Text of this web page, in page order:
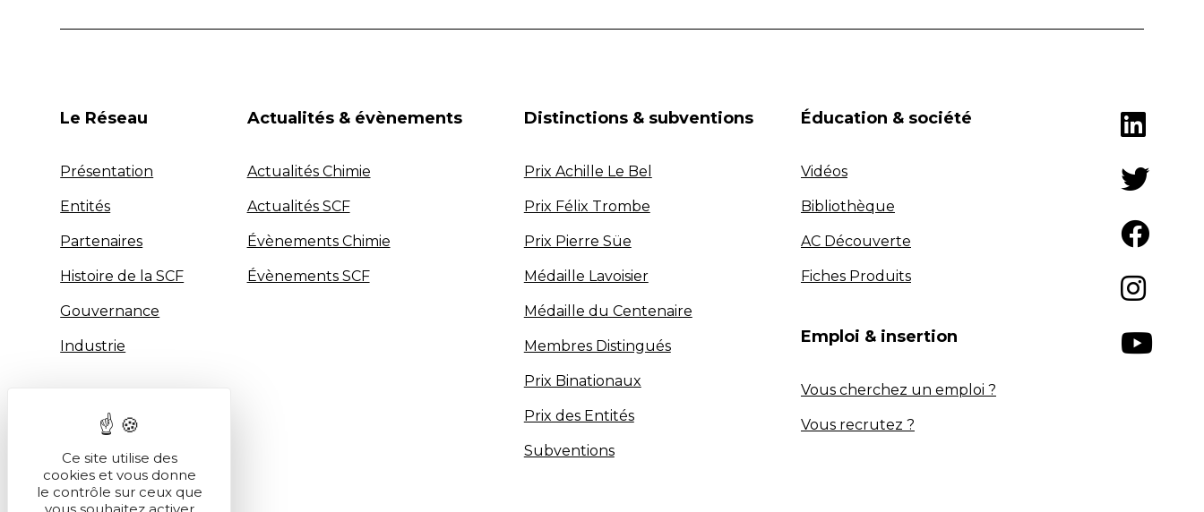
Le Réseau
Présentation
Entités
Partenaires
Histoire de la SCF
Gouvernance
Industrie
Actualités & évènements
Actualités Chimie
Actualités SCF
Évènements Chimie
Évènements SCF
Distinctions & subventions
Prix Achille Le Bel
Prix Félix Trombe
Prix Pierre Süe
Médaille Lavoisier
Médaille du Centenaire
Membres Distingués
Prix Binationaux
Prix des Entités
Subventions
Éducation & société
Vidéos
Bibliothèque
AC Découverte
Fiches Produits
Emploi & insertion
Vous cherchez un emploi ?
Vous recrutez ?
Ce site utilise des
cookies et vous donne
le contrôle sur ceux que